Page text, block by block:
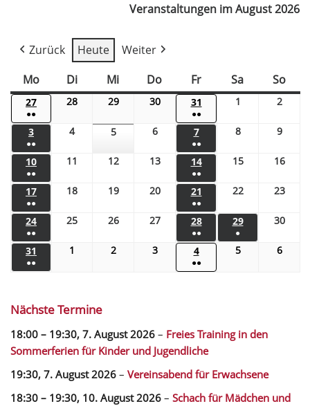
Veranstaltungen im August 2026
Zurück Heute
Weiter
Mo
Di Mi Do Fr Sa So
27
●●
28 29 30 31
●●
1 2
3
●●
4 5 6 7
●●
8 9
10
●●
11 12 13 14
●●
15 16
17
●●
18 19 20 21
●●
22 23
24
●●
25 26 27 28
●●
29
●
30
31
●●
1 2 3 4
●●
5 6
Nächste Termine
18:00 – 19:30, 7. August 2026 – Freies Training in den
Sommerferien für Kinder und Jugendliche
19:30, 7. August 2026 – Vereinsabend für Erwachsene
18:30 – 19:30, 10. August 2026 – Schach für Mädchen und